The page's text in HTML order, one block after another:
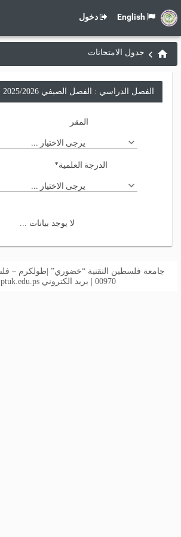
دخول
جدول الامتحانات
الفصل الدراسي : الفصل الصيفي 2025/2026
المقر
يرجى الاختيار ...
الدرجة العلمية*
يرجى الاختيار ...
لا يوجد بيانات ...
00970 | بريد الكتروني